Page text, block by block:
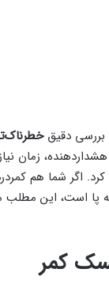
بررسی دقیق
زمان
کرد. اگر شما هم
پا است، این
کمر